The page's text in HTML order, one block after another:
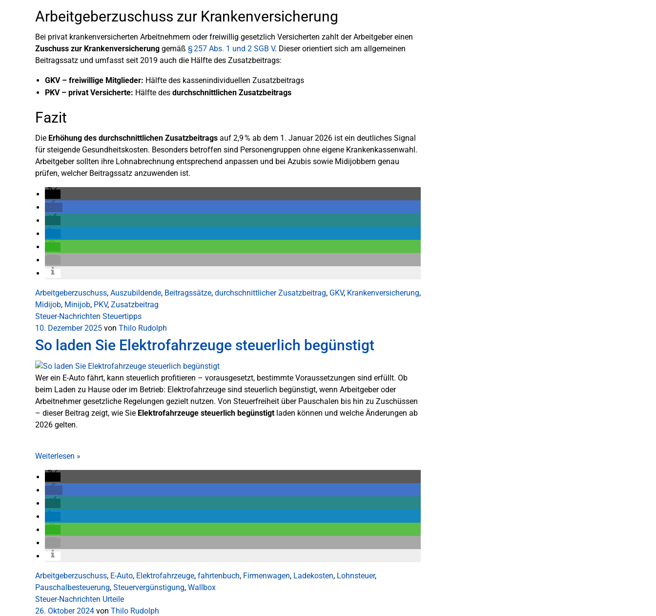
Arbeitgeberzuschuss zur Krankenversicherung
Bei privat krankenversicherten Arbeitnehmern oder freiwillig gesetzlich Versicherten zahlt der Arbeitgeber einen
Zuschuss zur Krankenversicherung gemäß § 257 Abs. 1 und 2 SGB V. Dieser orientiert sich am allgemeinen
Beitragssatz und umfasst seit 2019 auch die Hälfte des Zusatzbeitrags:
GKV – freiwillige Mitglieder: Hälfte des kassenindividuellen Zusatzbeitrags
PKV – privat Versicherte: Hälfte des durchschnittlichen Zusatzbeitrags
Fazit
Die Erhöhung des durchschnittlichen Zusatzbeitrags auf 2,9 % ab dem 1. Januar 2026 ist ein deutliches Signal
für steigende Gesundheitskosten. Besonders betroffen sind Personengruppen ohne eigene Krankenkassenwahl.
Arbeitgeber sollten ihre Lohnabrechnung entsprechend anpassen und bei Azubis sowie Midijobbern genau
prüfen, welcher Beitragssatz anzuwenden ist.
Arbeitgeberzuschuss, Auszubildende, Beitragssätze, durchschnittlicher Zusatzbeitrag, GKV, Krankenversicherung,
Midijob, Minijob, PKV, Zusatzbeitrag
Steuer-Nachrichten Steuertipps
10. Dezember 2025 von Thilo Rudolph
So laden Sie Elektrofahrzeuge steuerlich begünstigt
Wer ein E-Auto fährt, kann steuerlich profitieren – vorausgesetzt, bestimmte Voraussetzungen sind erfüllt. Ob
beim Laden zu Hause oder im Betrieb: Elektrofahrzeuge sind steuerlich begünstigt, wenn Arbeitgeber oder
Arbeitnehmer gesetzliche Regelungen gezielt nutzen. Von Steuerfreiheit über Pauschalen bis hin zu Zuschüssen
– dieser Beitrag zeigt, wie Sie Elektrofahrzeuge steuerlich begünstigtladen können und welche Änderungen ab
2026 gelten.
Weiterlesen »
Arbeitgeberzuschuss, E-Auto, Elektrofahrzeuge, fahrtenbuch, Firmenwagen, Ladekosten, Lohnsteuer,
Pauschalbesteuerung, Steuervergünstigung, Wallbox
Steuer-Nachrichten Urteile
26. Oktober 2024 von Thilo Rudolph